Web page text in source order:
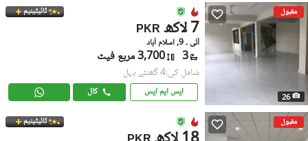
مقبول
26
ٹائیٹینیم
PKR 7 لاکھ
آئی ۔ 9, اسلام آباد
3 3,700 مربع فیٹ
شامل کی:4 گھنٹے پہل
ایس ایم ایس کال
مقبول ٹائیٹینیم